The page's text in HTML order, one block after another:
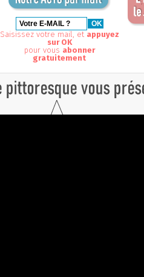
Saisissez votre mail, et appuyez
sur OK
pour vous abonner
gratuitement